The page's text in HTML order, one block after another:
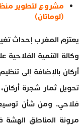
(لوماتان)
يعتزم المغرب إحداث
أركان بالإضافة إلى
تحويل ثمار شجرة
فلاحي. ومن شأن توسيع
مرونة المناطق